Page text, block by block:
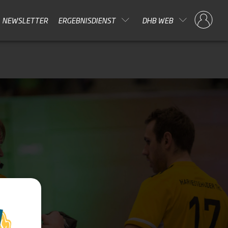
NEWSLETTER ERGEBNISDIENST DHB WEB